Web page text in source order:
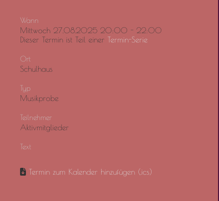
Wann
Mittwoch 27.08.2025 20:00 - 22:00
Dieser Termin ist Teil einer Termin-Serie
Ort
Schulhaus
Typ
Musikprobe
Teilnehmer
Aktivmitglieder
Text
Termin zum Kalender hinzufügen (.ics)